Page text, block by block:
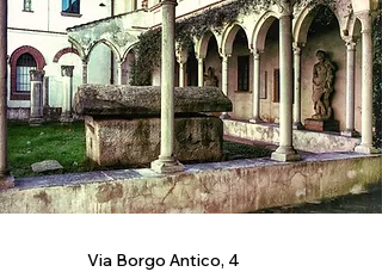
Via Borgo Antico, 4